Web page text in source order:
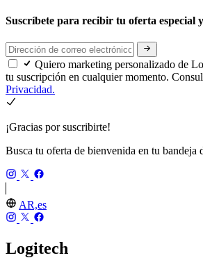
Suscríbete para recibir tu oferta especial
Quiero marketing personalizado de
tu suscripción en cualquier momento.
Privacidad.
¡Gracias por suscribirte!
Busca tu oferta de bienvenida en tu bandeja
AR,es
Logitech